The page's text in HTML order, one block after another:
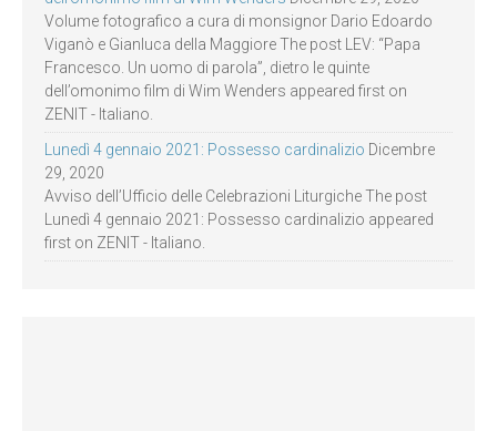
Volume fotografico a cura di monsignor Dario Edoardo
Viganò e Gianluca della Maggiore The post LEV: “Papa
Francesco. Un uomo di parola”, dietro le quinte
dell’omonimo film di Wim Wenders appeared first on
ZENIT - Italiano.
Lunedì 4 gennaio 2021: Possesso cardinalizio Dicembre
29, 2020
Avviso dell’Ufficio delle Celebrazioni Liturgiche The post
Lunedì 4 gennaio 2021: Possesso cardinalizio appeared
first on ZENIT - Italiano.